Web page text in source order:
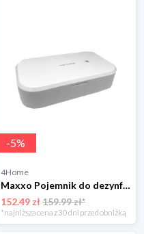
-5%
4Home
Maxxo Pojemnik do dezynfekcji UVC z szybką ładowarką
152.49 zł159.99 zł*
*najniższa cena z 30 dni przed obniżką